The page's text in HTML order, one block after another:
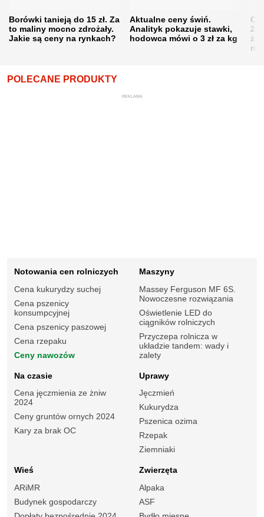
Borówki tanieją do 15 zł. Za
to maliny mocno zdrożały.
Jakie są ceny na rynkach?
Aktualne ceny świń.
Analityk pokazuje stawki,
hodowca mówi o 3 zł za kg
POLECANE PRODUKTY
REKLAMA
Notowania cen rolniczych
Cena kukurydzy suchej
Cena pszenicy
konsumpcyjnej
Cena pszenicy paszowej
Cena rzepaku
Ceny nawozów
Maszyny
Massey Ferguson MF 6S.
Nowoczesne rozwiązania
Oświetlenie LED do
ciągników rolniczych
Przyczepa rolnicza w
układzie tandem: wady i
zalety
Na czasie
Cena jęczmienia ze żniw
2024
Ceny gruntów ornych 2024
Kary za brak OC
Uprawy
Jęczmień
Kukurydza
Pszenica ozima
Rzepak
Ziemniaki
Wieś
ARiMR
Budynek gospodarczy
Zwierzęta
Alpaka
ASF